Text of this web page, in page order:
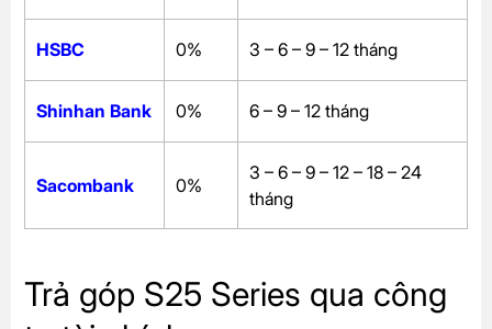
HSBC 0% 3 – 6 – 9 – 12 tháng
Shinhan Bank 0% 6 – 9 – 12 tháng
Sacombank 0%
3 – 6 – 9 – 12 – 18 – 24
tháng
Trả góp S25 Series qua công